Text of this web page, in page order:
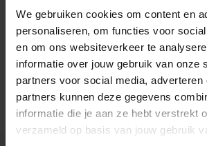
We gebruiken cookies om content en
personaliseren, om functies voor
en om ons websiteverkeer te
informatie over jouw gebruik van onze
partners voor social media, adverteren
partners kunnen deze gegevens
informatie die je aan ze hebt verstrekt
verzameld op basis van jouw gebruik